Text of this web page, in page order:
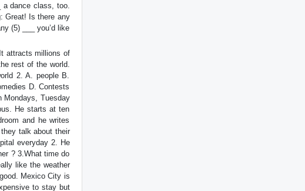
a dance class, too.
Great! Is there any
(5) ___ you’d like
attracts millions of
rest of the world.
2. A. people B.
D. Contests
Mondays, Tuesday
He starts at ten
and he writes
talk about their
everyday 2. He
? 3.What time do
like the weather
Mexico City is
to stay but